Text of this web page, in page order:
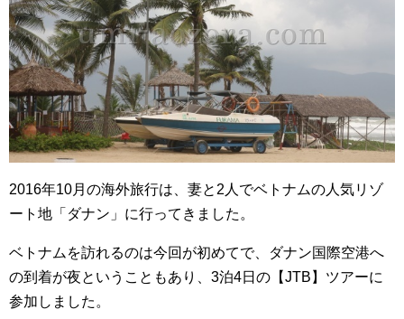
2016年10月の海外旅行は、妻と2人でベトナムの人気リゾ
ート地「ダナン」に行ってきました。
ベトナムを訪れるのは今回が初めてで、ダナン国際空港へ
の到着が夜ということもあり、3泊4日の【JTB】ツアーに
参加しました。